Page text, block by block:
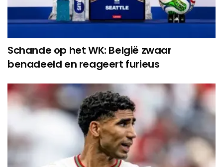
Schande op het WK: België zwaar
benadeeld en reageert furieus